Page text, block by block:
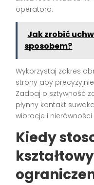
operatora.
Jak zrobić
sposobem?
Wykorzystaj zakres
strony aby
Zadbaj o sztywność
płynny kontakt
wibracje i nierówności
Kiedy